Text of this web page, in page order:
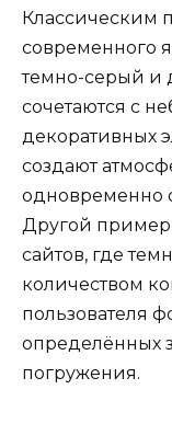
Классическим
современного
темно-серый и
сочетаются с
декоративных
создают
одновременно
Другой
сайтов, где
количеством
пользователя
определённых
погружения.